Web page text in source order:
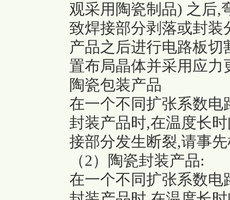
观采用陶瓷制品) 之后,
致焊接部分剥落或封
产品之后进行电路板
置布局晶体并采用应力
陶瓷包装产品
在一个不同扩张系数
封装产品时,在温度长
接部分发生断裂,请事
（2）陶瓷封装产品:
在一个不同扩张系数